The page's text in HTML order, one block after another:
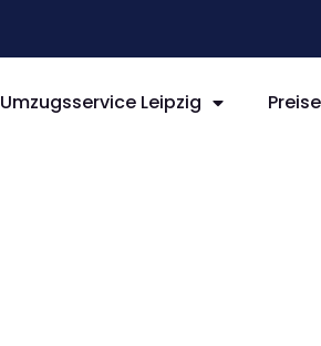
Umzugsservice Leipzig Preise